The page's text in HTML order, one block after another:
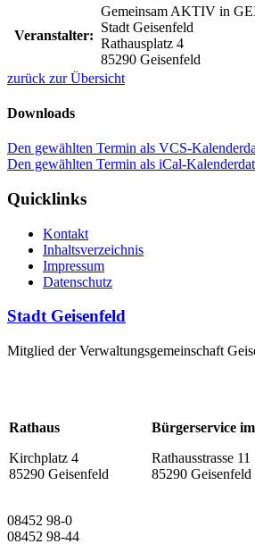
Veranstalter:
Gemeinsam AKTIV in
Stadt Geisenfeld
Rathausplatz 4
85290 Geisenfeld
zurück zur Übersicht
Downloads
Den gewählten Termin als VCS-
Den gewählten Termin als iCal-
Quicklinks
Kontakt
Inhaltsverzeichnis
Impressum
Datenschutz
Stadt Geisenfeld
Mitglied der Verwaltungsgemeinschaft
Rathaus
Kirchplatz 4
85290 Geisenfeld
Bürgerservice
Rathausstrasse 11
85290 Geisenfeld
08452 98-0
08452 98-44